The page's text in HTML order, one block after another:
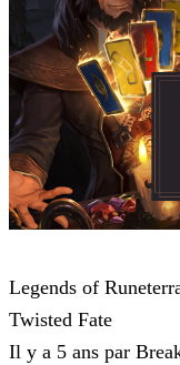
Legends of
Twisted Fate
Il y a 5 ans par